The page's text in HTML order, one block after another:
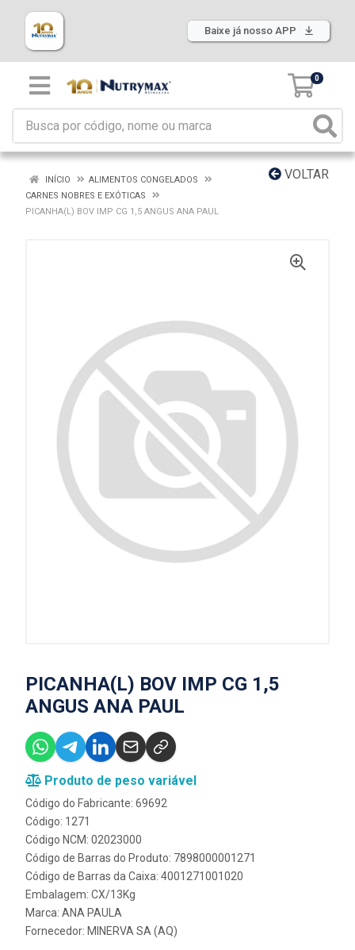
Baixe já nosso APP
0
VOLTAR
INÍCIO
ALIMENTOS CONGELADOS
CARNES NOBRES E EXÓTICAS
PICANHA(L) BOV IMP CG 1,5 ANGUS ANA PAUL
PICANHA(L) BOV IMP CG 1,5
ANGUS ANA PAUL
Produto de peso variável
Código do Fabricante: 69692
Código: 1271
Código NCM: 02023000
Código de Barras do Produto: 7898000001271
Código de Barras da Caixa: 4001271001020
Embalagem: CX/13Kg
Marca: ANA PAULA
Fornecedor: MINERVA SA (AQ)